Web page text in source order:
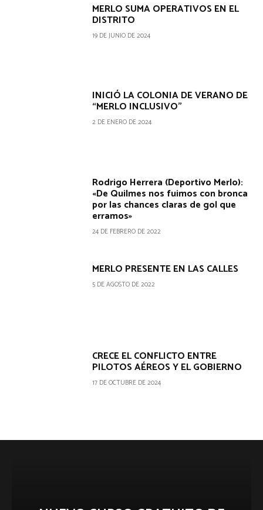
MERLO SUMA OPERATIVOS EN EL
DISTRITO
19 DE JUNIO DE 2024
INICIÓ LA COLONIA DE VERANO DE
“MERLO INCLUSIVO”
2 DE ENERO DE 2024
Rodrigo Herrera (Deportivo Merlo):
«De Quilmes nos fuimos con bronca
por las chances claras de gol que
erramos»
24 DE FEBRERO DE 2022
MERLO PRESENTE EN LAS CALLES
5 DE AGOSTO DE 2022
CRECE EL CONFLICTO ENTRE
PILOTOS AÉREOS Y EL GOBIERNO
17 DE OCTUBRE DE 2024